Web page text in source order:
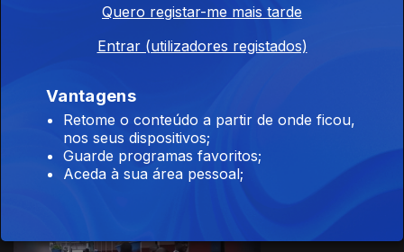
04 abr. 2021
Quero registar-me mais tarde
Entrar (utilizadores registados)
Vantagens
Retome o conteúdo a partir de onde ficou,
nos seus dispositivos;
Guarde programas favoritos;
Aceda à sua área pessoal;